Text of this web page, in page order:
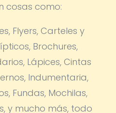
cosas como:
Flyers, Carteles y
Brochures,
Lápices, Cintas
Indumentaria,
Fundas, Mochilas,
y mucho más, todo